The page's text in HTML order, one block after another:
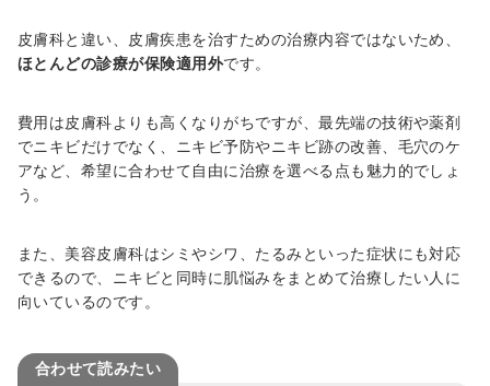
皮膚科と違い、皮膚疾患を治すための治療内容ではないため、
ほとんどの診療が保険適用外です。
費用は皮膚科よりも高くなりがちですが、最先端の技術や薬剤
でニキビだけでなく、ニキビ予防やニキビ跡の改善、毛穴のケ
アなど、希望に合わせて自由に治療を選べる点も魅力的でしょ
う。
また、美容皮膚科はシミやシワ、たるみといった症状にも対応
できるので、ニキビと同時に肌悩みをまとめて治療したい人に
向いているのです。
合わせて読みたい